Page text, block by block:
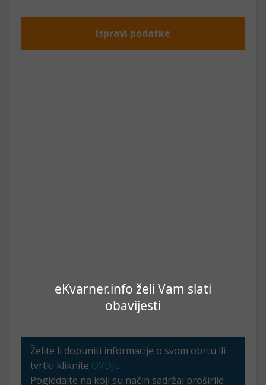
eKvarner.info želi Vam slati
obavijesti
Ispravi podatke
Želite li dopuniti informacije o svom obrtu ili
tvrtki kliknite OVDJE
Pogledajte na koji su način sadržaj proširile